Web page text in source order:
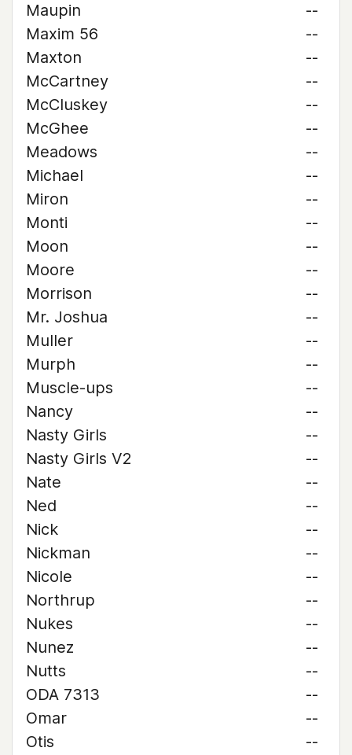
Maupin
--
Maxim 56
--
Maxton
--
McCartney
--
McCluskey
--
McGhee
--
Meadows
--
Michael
--
Miron
--
Monti
--
Moon
--
Moore
--
Morrison
--
Mr. Joshua
--
Muller
--
Murph
--
Muscle-ups
--
Nancy
--
Nasty Girls
--
Nasty Girls V2
--
Nate
--
Ned
--
Nick
--
Nickman
--
Nicole
--
Northrup
--
Nukes
--
Nunez
--
Nutts
--
ODA 7313
--
Omar
--
Otis
--